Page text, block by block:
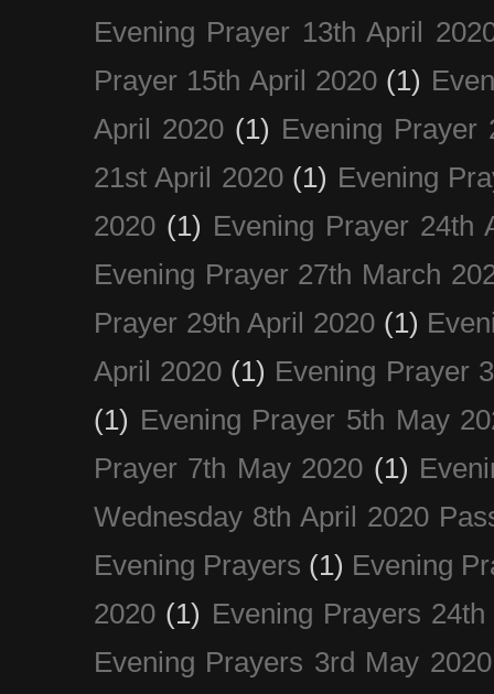
Evening Prayer 13th April
Prayer 15th April 2020 (1)
April 2020 (1) Evening Prayer
21st April 2020 (1) Evening
2020 (1) Evening Prayer 24th
Evening Prayer 27th March
Prayer 29th April 2020 (1)
April 2020 (1) Evening Prayer
(1) Evening Prayer 5th May
Prayer 7th May 2020 (1)
Wednesday 8th April 2020
Evening Prayers (1) Evening
2020 (1) Evening Prayers
Evening Prayers 3rd May 2020